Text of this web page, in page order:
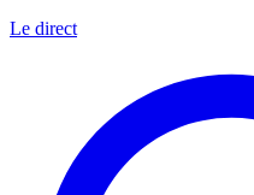
Le direct